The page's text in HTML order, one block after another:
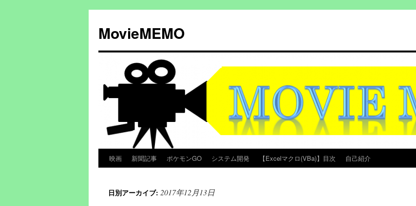
テ
ン
ッ
MovieMEMO
映画 新聞記事 ポケモンGO システム開発 【Excelマクロ(VBa)】目次 自己紹介
日別アーカイブ: 2017年12月13日